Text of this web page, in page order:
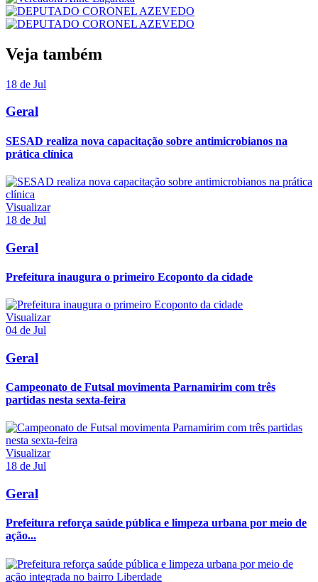
Veja também
18 de Jul
Geral
SESAD realiza nova capacitação sobre antimicrobianos na
prática clínica
Visualizar
18 de Jul
Geral
Prefeitura inaugura o primeiro Ecoponto da cidade
Visualizar
04 de Jul
Geral
Campeonato de Futsal movimenta Parnamirim com três
partidas nesta sexta-feira
Visualizar
18 de Jul
Geral
Prefeitura reforça saúde pública e limpeza urbana por meio de
ação...